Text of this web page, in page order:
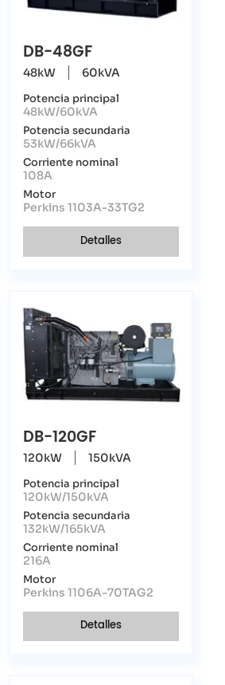
DB-48GF
48kW 60kVA
Potencia principal
48kW/60kVA
Potencia secundaria
53kW/66kVA
Corriente nominal
108A
Motor
Perkins 1103A-33TG2
Detalles
DB-120GF
120kW 150kVA
Potencia principal
120kW/150kVA
Potencia secundaria
132kW/165kVA
Corriente nominal
216A
Motor
Perkins 1106A-70TAG2
Detalles